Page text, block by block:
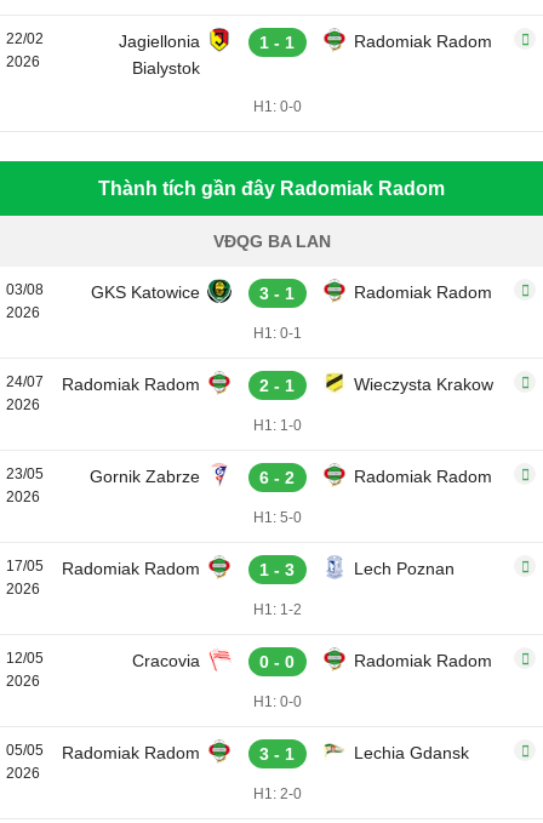
22/02
2026
Jagiellonia
Bialystok
1 - 1 Radomiak Radom
H1: 0-0
Thành tích gần đây Radomiak Radom
VĐQG BA LAN
03/08
2026
GKS Katowice 3 - 1 Radomiak Radom
H1: 0-1
24/07
2026
Radomiak Radom 2 - 1 Wieczysta Krakow
H1: 1-0
23/05
2026
Gornik Zabrze 6 - 2 Radomiak Radom
H1: 5-0
17/05
2026
Radomiak Radom 1 - 3 Lech Poznan
H1: 1-2
12/05
2026
Cracovia 0 - 0 Radomiak Radom
H1: 0-0
05/05
2026
Radomiak Radom 3 - 1 Lechia Gdansk
H1: 2-0